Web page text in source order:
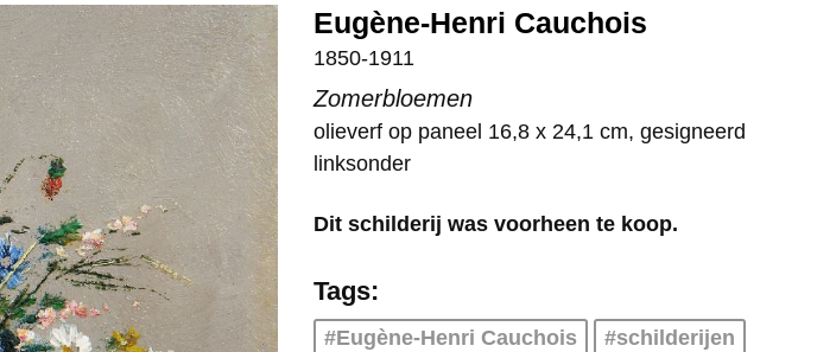
Eugène-Henri Cauchois
1850-1911
Zomerbloemen
olieverf op paneel 16,8x 24,1cm, gesigneerd
linksonder
Dit schilderij was voorheen te koop.
Tags:
#Eugène-Henri Cauchois #schilderijen